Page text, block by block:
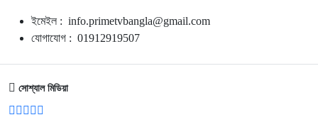
ইমেইল : info.primetvbangla@gmail.com
যোগাযোগ : 01912919507
সোশ্যাল মিডিয়া